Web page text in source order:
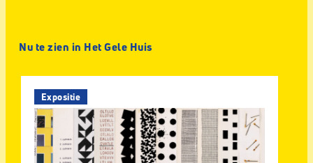
Nu te zien in Het Gele Huis
Expositie